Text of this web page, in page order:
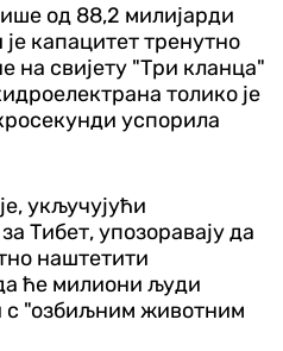
од 88,2 милијарди
капацитет тренутно
на свијету "Три кланца"
толико је
успорила
укључујући
Тибет, упозоравају да
наштетити
ће милиони људи
с "озбиљним животним